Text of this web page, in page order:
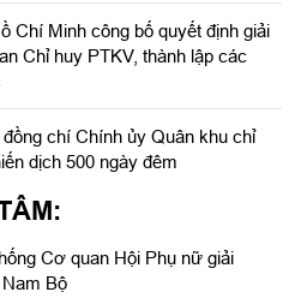
Chí Minh công bố quyết định giải
Chỉ huy PTKV, thành lập các
chí Chính ủy Quân khu chỉ
dịch 500 ngày đêm
Cơ quan Hội Phụ nữ giải
Bộ